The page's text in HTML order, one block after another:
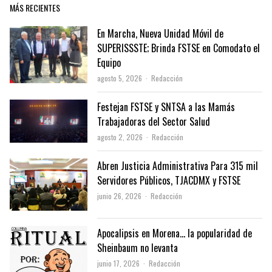
MÁS RECIENTES
En Marcha, Nueva Unidad Móvil de
SUPERISSSTE; Brinda FSTSE en Comodato el
Equipo
agosto 5, 2026 Author
Redacción
Festejan FSTSE y SNTSA a las Mamás
Trabajadoras del Sector Salud
agosto 2, 2026 Author
Redacción
Abren Justicia Administrativa Para 315 mil
Servidores Públicos, TJACDMX y FSTSE
junio 26, 2026 Author
Redacción
Apocalipsis en Morena… la popularidad de
Sheinbaum no levanta
junio 17, 2026 Author
Redacción